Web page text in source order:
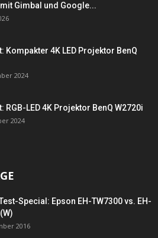
Gimbal und Google...
Kompakter 4K LED Projektor BenQ
2024
RGB-LED 4K Projektor BenQ W2720i
2024
Special: Epson EH-TW7300 vs. EH-
2016